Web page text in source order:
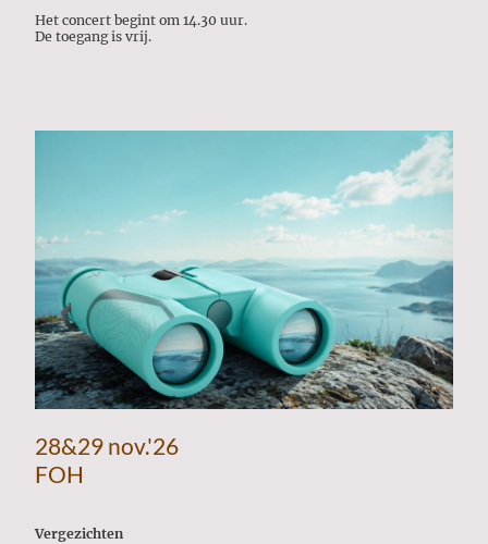
Het concert begint om 14.30 uur.
De toegang is vrij.
28&29 nov.'26
FOH
Vergezichten